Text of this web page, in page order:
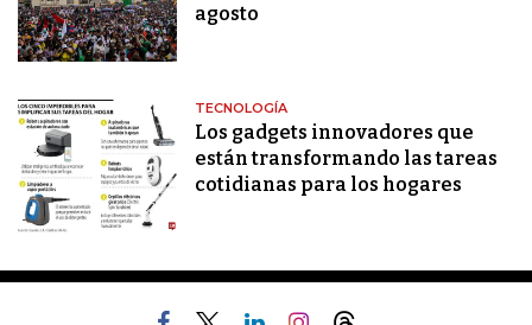
agosto
TECNOLOGÍA
Los gadgets innovadores que
están transformando las tareas
cotidianas para los hogares